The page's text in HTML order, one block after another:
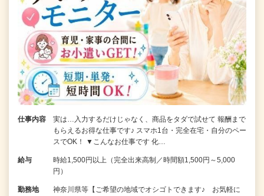
仕事内容
実は…入力するだけじゃなく、商品をタダで試せて 報酬まで
もらえるお得な仕事です♪ スマホ1台・完全在宅・自分のペー
スでOK！ ▼こんなお仕事です 化…
給与
時給1,500円以上（完全出来高制／時間額1,500円～5,000
円）
勤務地
神奈川県等【ご希望の地域でオシゴトできます♪ お気軽に